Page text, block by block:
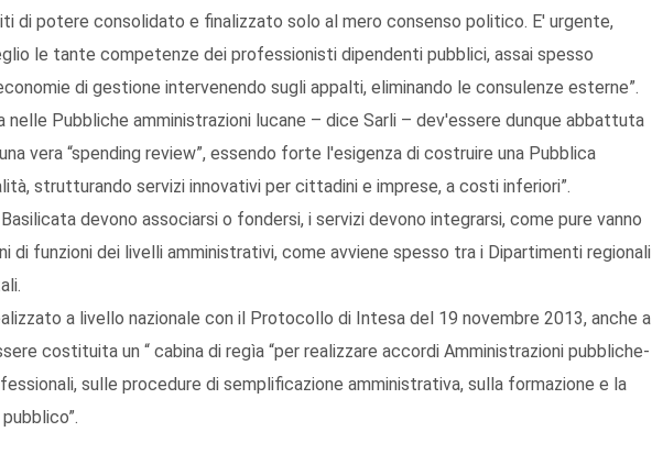
di potere consolidato e finalizzato solo al mero consenso politico. E' urgente,
le tante competenze dei professionisti dipendenti pubblici, assai spesso
di gestione intervenendo sugli appalti, eliminando le consulenze esterne”.
nelle Pubbliche amministrazioni lucane – dice Sarli – dev'essere dunque abbattuta
vera “spending review”, essendo forte l'esigenza di costruire una Pubblica
strutturando servizi innovativi per cittadini e imprese, a costi inferiori”.
devono associarsi o fondersi, i servizi devono integrarsi, come pure vanno
di funzioni dei livelli amministrativi, come avviene spesso tra i Dipartimenti regionali
a livello nazionale con il Protocollo di Intesa del 19 novembre 2013, anche a
costituita un “ cabina di regìa “per realizzare accordi Amministrazioni pubbliche-
sulle procedure di semplificazione amministrativa, sulla formazione e la